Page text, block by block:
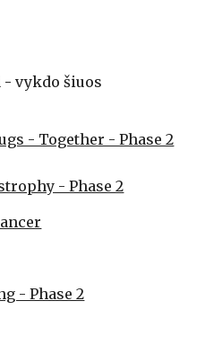
- vykdo šiuos
- Together - Phase 2
- Phase 2
- Phase 2